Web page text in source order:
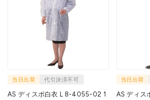
クリーンルーム用シャツ（ISO
クリーンルーム用インナー（ISO
クリーンルーム用パンツ（ISO Class
クリーンルーム用上着（IEC規格対応
クリーンルーム用パンツ（IEC規格対
当日出荷 代引決済不可
AS ディスポ白衣 L 8-4055-02 1
当日出荷
AS ディス